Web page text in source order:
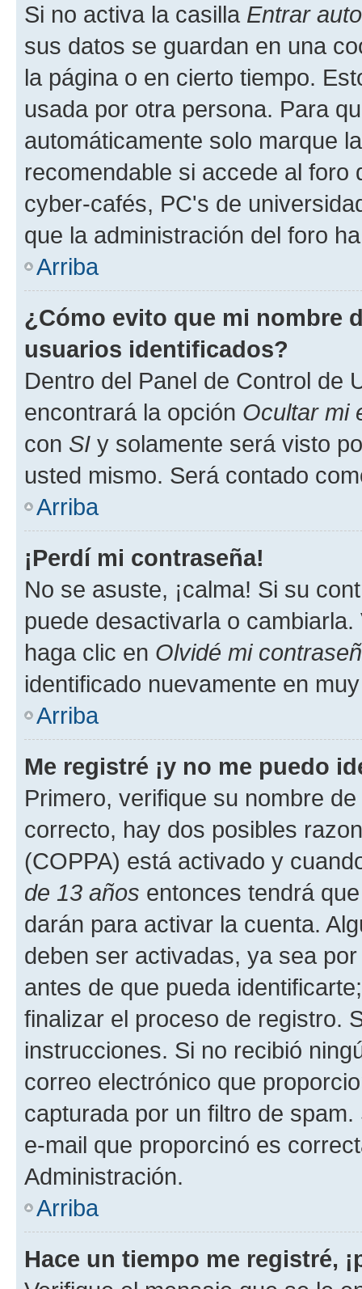
Si no activa la casilla Entrar
sus datos se guardan en una
la página o en cierto tiempo.
usada por otra persona. Para
automáticamente solo marque
recomendable si accede al foro
cyber-cafés, PC's de
que la administración del foro
Arriba
¿Cómo evito que mi nombre
usuarios identificados?
Dentro del Panel de Control de
encontrará la opción Ocultar mi
con SI y solamente será visto
usted mismo. Será contado
Arriba
¡Perdí mi contraseña!
No se asuste, ¡calma! Si su
puede desactivarla o
haga clic en Olvidé mi
identificado nuevamente en
Arriba
Me registré ¡y no me puedo
Primero, verifique su nombre
correcto, hay dos posibles
(COPPA) está activado y
de 13 años entonces tendrá
darán para activar la cuenta.
deben ser activadas, ya sea
antes de que pueda
finalizar el proceso de registro.
instrucciones. Si no recibió
correo electrónico que
capturada por un filtro de
e-mail que proporcinó es
Administración.
Arriba
Hace un tiempo me registré,